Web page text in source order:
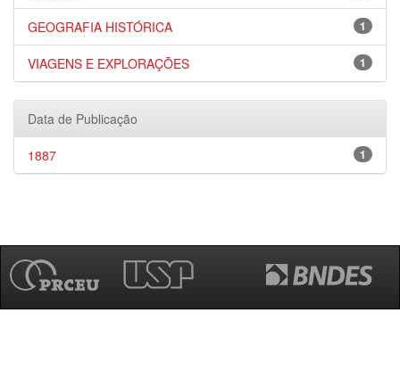
1
GEOGRAFIA HISTÓRICA
1
VIAGENS E EXPLORAÇÕES
Data de Publicação
1
1887